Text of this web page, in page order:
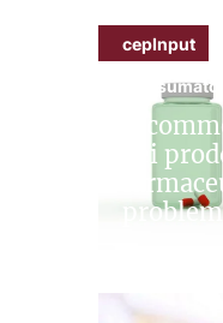
cepInput
Il
dei